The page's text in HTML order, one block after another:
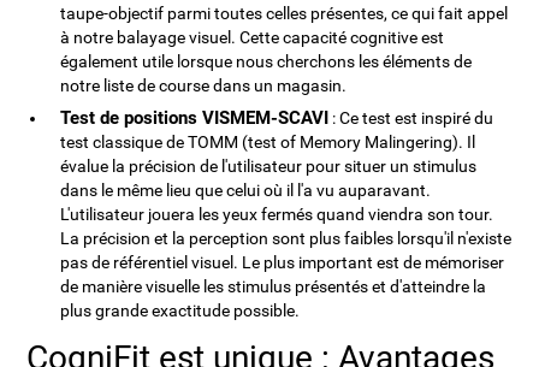
taupe-objectif parmi toutes celles présentes, ce qui fait appel
à notre balayage visuel. Cette capacité cognitive est
également utile lorsque nous cherchons les éléments de
notre liste de course dans un magasin.
Test de positions VISMEM-SCAVI : Ce test est inspiré du
test classique de TOMM (test of Memory Malingering). Il
évalue la précision de l'utilisateur pour situer un stimulus
dans le même lieu que celui où il l'a vu auparavant.
L'utilisateur jouera les yeux fermés quand viendra son tour.
La précision et la perception sont plus faibles lorsqu'il n'existe
pas de référentiel visuel. Le plus important est de mémoriser
de manière visuelle les stimulus présentés et d'atteindre la
plus grande exactitude possible.
CogniFit est unique : Avantages